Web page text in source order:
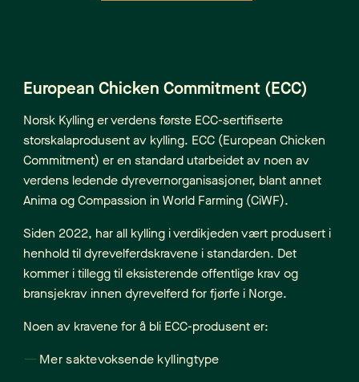
European Chicken Commitment (ECC)
Norsk Kylling er verdens første ECC-sertifiserte
storskalaprodusent av kylling. ECC (European Chicken
Commitment) er en standard utarbeidet av noen av
verdens ledende dyrevernorganisasjoner, blant annet
Anima og Compassion in World Farming (CiWF).
Siden 2022, har all kylling i verdikjeden vært produsert i
henhold til dyrevelferdskravene i standarden. Det
kommer i tillegg til eksisterende offentlige krav og
bransjekrav innen dyrevelferd for fjørfe i Norge.
Noen av kravene for å bli ECC-produsent er:
Mer saktevoksende kyllingtype